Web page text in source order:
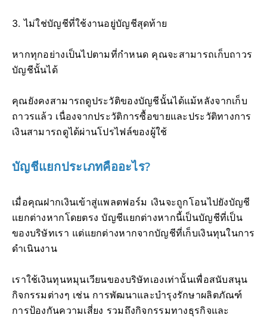
3. ไม่ใช่บัญชีที่ใช้งานอยู่บัญชีสุดท้าย
หากทุกอย่างเป็นไปตามที่กำหนด คุณจะสามารถเก็บถาวร
บัญชีนั้นได้
คุณยังคงสามารถดูประวัติของบัญชีนั้นได้แม้หลังจากเก็บ
ถาวรแล้ว เนื่องจากประวัติการซื้อขายและประวัติทางการ
เงินสามารถดูได้ผ่านโปรไฟล์ของผู้ใช้
บัญชีแยกประเภทคืออะไร?
เมื่อคุณฝากเงินเข้าสู่แพลตฟอร์ม เงินจะถูกโอนไปยังบัญชี
แยกต่างหากโดยตรง บัญชีแยกต่างหากนี้เป็นบัญชีที่เป็น
ของบริษัทเรา แต่แยกต่างหากจากบัญชีที่เก็บเงินทุนในการ
ดำเนินงาน
เราใช้เงินทุนหมุนเวียนของบริษัทเองเท่านั้นเพื่อสนับสนุน
กิจกรรมต่างๆ เช่น การพัฒนาและบำรุงรักษาผลิตภัณฑ์
การป้องกันความเสี่ยง รวมถึงกิจกรรมทางธุรกิจและ